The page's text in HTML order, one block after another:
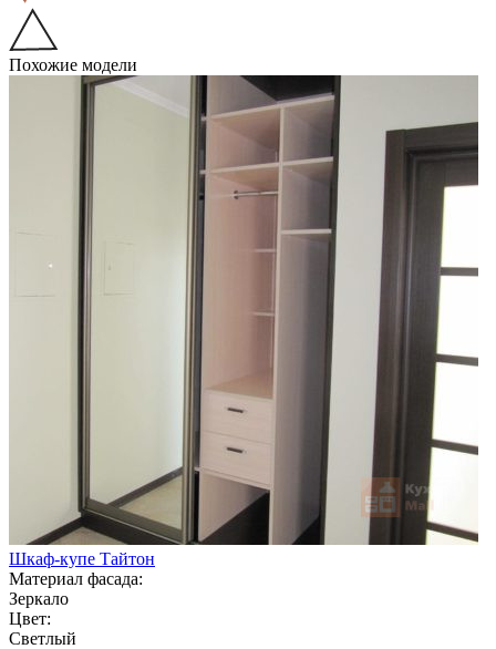
Похожие модели
Шкаф-купе Тайтон
Материал фасада:
Зеркало
Цвет:
Светлый